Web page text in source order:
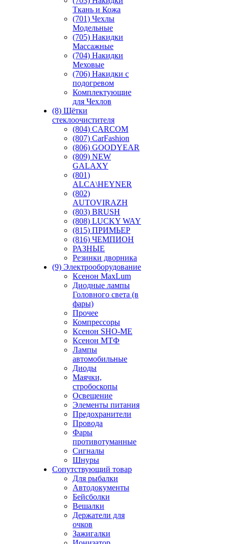
Ткань и Кожа
(701) Чехлы
Модельные
(705) Накидки
Массажные
(704) Накидки
Меховые
(706) Накидки с
подогревом
Комплектующие
для Чехлов
(8) Щётки
стеклоочистителя
(804) CARCOM
(807) CarFashion
(806) GOODYEAR
(809) NEW
GALAXY
(801)
ALCA\HEYNER
(802)
AUTOVIRAZH
(803) BRUSH
(808) LUCKY WAY
(815) ПРИМЬЕР
(816) ЧЕМПИОН
РАЗНЫЕ
Резинки дворника
(9) Электрооборудование
Ксенон MaxLum
Диодные лампы
Головного света (в
фары)
Прочее
Компрессоры
Ксенон SHO-ME
Ксенон МТФ
Лампы
автомобильные
Диоды
Маячки,
стробоскопы
Освещение
Элементы питания
Предохранители
Провода
Фары
противотуманные
Сигналы
Шнуры
Сопутствующий товар
Для рыбалки
Автодокументы
Бейсболки
Вешалки
Держатели для
очков
Зажигалки